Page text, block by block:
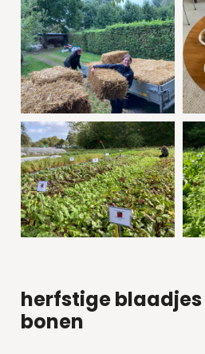
herfstige
bonen